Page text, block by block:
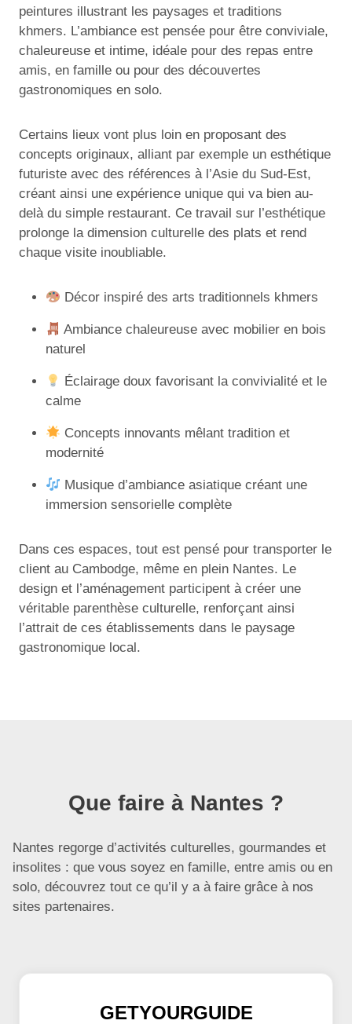
peintures illustrant les paysages et traditions
khmers. L’ambiance est pensée pour être conviviale,
chaleureuse et intime, idéale pour des repas entre
amis, en famille ou pour des découvertes
gastronomiques en solo.
Certains lieux vont plus loin en proposant des
concepts originaux, alliant par exemple un esthétique
futuriste avec des références à l’Asie du Sud-Est,
créant ainsi une expérience unique qui va bien au-
delà du simple restaurant. Ce travail sur l’esthétique
prolonge la dimension culturelle des plats et rend
chaque visite inoubliable.
Décor inspiré des arts traditionnels khmers
Ambiance chaleureuse avec mobilier en bois
naturel
Éclairage doux favorisant la convivialité et le
calme
Concepts innovants mêlant tradition et
modernité
Musique d’ambiance asiatique créant une
immersion sensorielle complète
Dans ces espaces, tout est pensé pour transporter le
client au Cambodge, même en plein Nantes. Le
design et l’aménagement participent à créer une
véritable parenthèse culturelle, renforçant ainsi
l’attrait de ces établissements dans le paysage
gastronomique local.
Que faire à Nantes ?
Nantes regorge d’activités culturelles, gourmandes et
insolites : que vous soyez en famille, entre amis ou en
solo, découvrez tout ce qu’il y a à faire grâce à nos
sites partenaires.
GETYOURGUIDE